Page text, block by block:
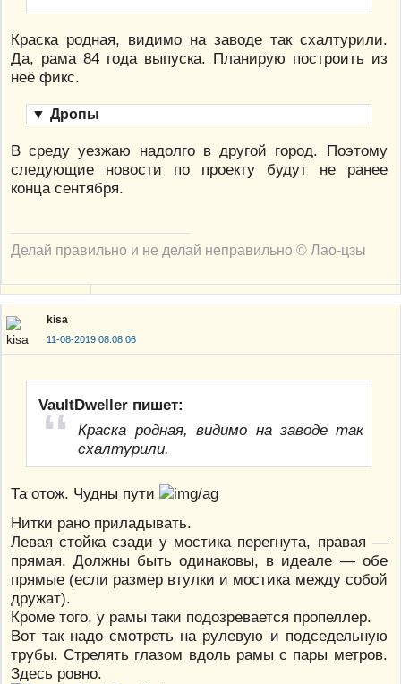
Краска родная, видимо на заводе так схалтурили.
Да, рама 84 года выпуска. Планирую построить из
неё фикс.
▼ Дропы
В среду уезжаю надолго в другой город. Поэтому
следующие новости по проекту будут не ранее
конца сентября.
Делай правильно и не делай неправильно © Лао-цзы
kisa
11-08-2019 08:08:06
VaultDweller пишет:
Краска родная, видимо на заводе так
схалтурили.
Та отож. Чудны пути
Нитки рано приладывать.
Левая стойка сзади у мостика перегнута, правая —
прямая. Должны быть одинаковы, в идеале — обе
прямые (если размер втулки и мостика между собой
дружат).
Кроме того, у рамы таки подозревается пропеллер.
Вот так надо смотреть на рулевую и подседельную
трубы. Стрелять глазом вдоль рамы с пары метров.
Здесь ровно.